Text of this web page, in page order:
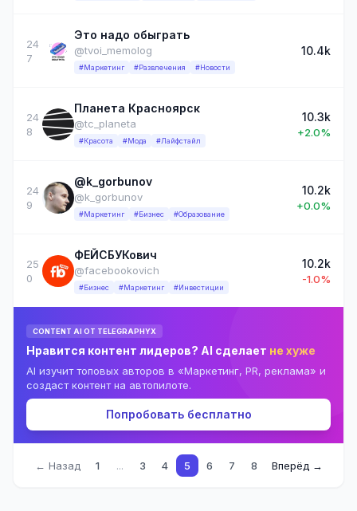
24
7
Это надо обыграть
@tvoi_memolog
#Маркетинг #Развлечения #Новости
10.4k
24
8
Планета Красноярск
@tc_planeta
#Красота #Мода #Лайфстайл
10.3k
+2.0%
24
9
@k_gorbunov
@k_gorbunov
#Маркетинг #Бизнес #Образование
10.2k
+0.0%
25
0
ФЕЙСБУКович
@facebookovich
#Бизнес #Маркетинг #Инвестиции
10.2k
-1.0%
CONTENT AI ОТ TELEGRAPHYX
Нравится контент лидеров? AI сделает не хуже
AI изучит топовых авторов в «Маркетинг, PR, реклама» и
создаст контент на автопилоте.
Попробовать бесплатно
← Назад 1 ... 3 4 5 6 7 8 Вперёд →